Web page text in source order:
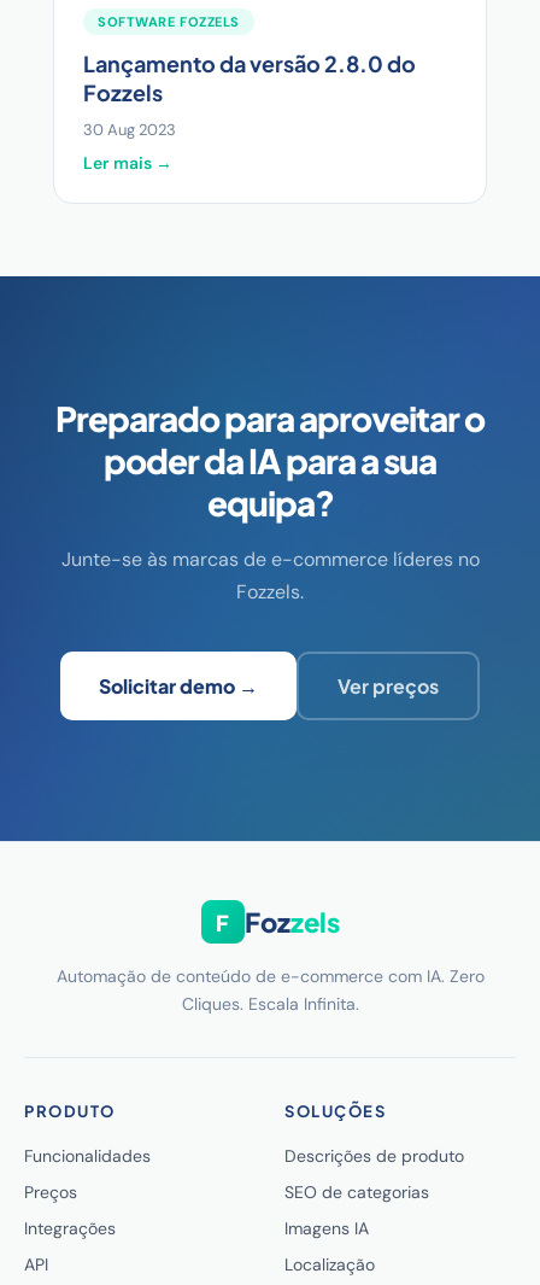
SOFTWARE FOZZELS
Lançamento da versão 2.8.0 do
Fozzels
30 Aug 2023
Ler mais →
Preparado para aproveitar o
poder da IA para a sua
equipa?
Junte-se às marcas de e-commerce líderes no
Fozzels.
Solicitar demo → Ver preços
F Fozzels
Automação de conteúdo de e-commerce com IA. Zero
Cliques. Escala Infinita.
PRODUTO
Funcionalidades
Preços
Integrações
API
SOLUÇÕES
Descrições de produto
SEO de categorias
Imagens IA
Localização